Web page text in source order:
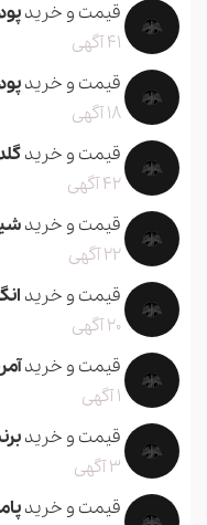
قیمت و خرید
41 آگهی
قیمت و خرید
18 آگهی
قیمت و خرید
42 آگهی
قیمت و خرید
22 آگهی
قیمت و خرید
20 آگهی
قیمت و خرید
1 آگهی
قیمت و خرید
3 آگهی
قیمت و خرید